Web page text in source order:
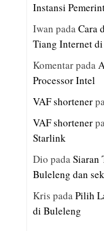
Instansi
Iwan padaCara
Tiang Internet di
Komentarpada
Processor Intel
VAF shortener
VAF shortener
Starlink
Dio padaSiaran
Buleleng dan
Kris padaPilih
di Buleleng